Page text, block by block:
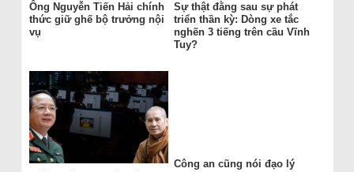
Ông Nguyễn Tiến Hải chính
thức giữ ghế bộ trưởng nội
vụ
Sự thật đằng sau sự phát
triển thần kỳ: Dòng xe tắc
nghẽn 3 tiếng trên cầu Vĩnh
Tuy?
Công an cũng nói đạo lý